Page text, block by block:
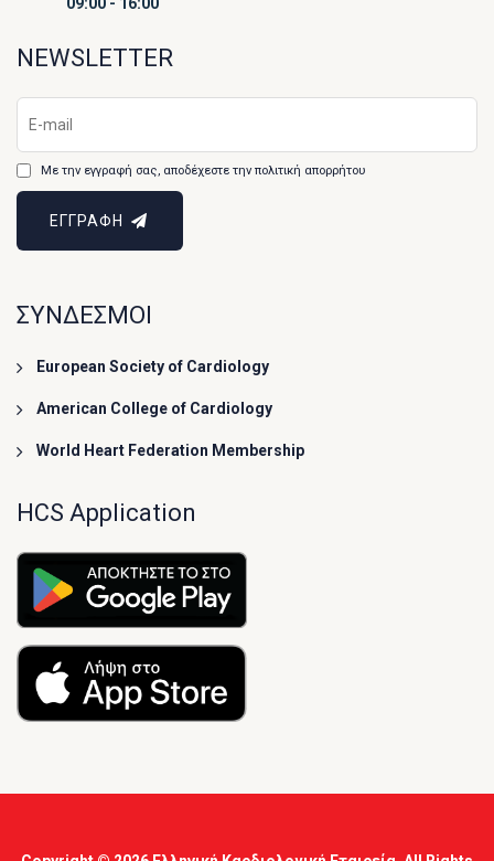
NEWSLETTER
Με την εγγραφή σας, αποδέχεστε την πολιτική απορρήτου
ΕΓΓΡΑΦΗ
ΣΥΝΔΕΣΜΟΙ
European Society of Cardiology
American College of Cardiology
World Heart Federation Membership
HCS Application